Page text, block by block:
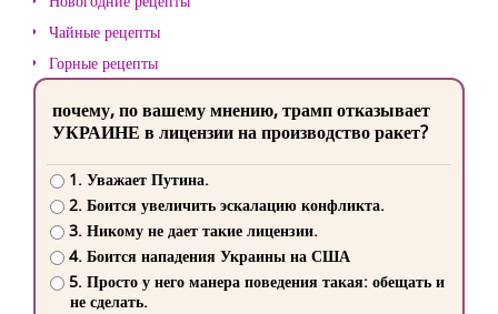
Чайные рецепты
Горные рецепты
почему, по вашему мнению, трамп отказывает
УКРАИНЕ в лицензии на производство ракет?
1. Уважает Путина.
2. Боится увеличить эскалацию конфликта.
3. Никому не дает такие лицензии.
4. Боится нападения Украины на США
5. Просто у него манера поведения такая: обещать и
не сделать.